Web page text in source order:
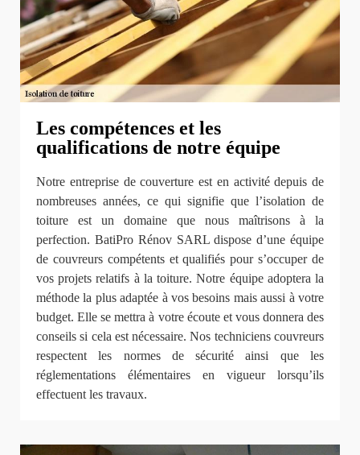
Les compétences et les
qualifications de notre équipe
Notre entreprise de couverture est en activité depuis de
nombreuses années, ce qui signifie que l’isolation de
toiture est un domaine que nous maîtrisons à la
perfection. BatiPro Rénov SARL dispose d’une équipe
de couvreurs compétents et qualifiés pour s’occuper de
vos projets relatifs à la toiture. Notre équipe adoptera la
méthode la plus adaptée à vos besoins mais aussi à votre
budget. Elle se mettra à votre écoute et vous donnera des
conseils si cela est nécessaire. Nos techniciens couvreurs
respectent les normes de sécurité ainsi que les
réglementations élémentaires en vigueur lorsqu’ils
effectuent les travaux.